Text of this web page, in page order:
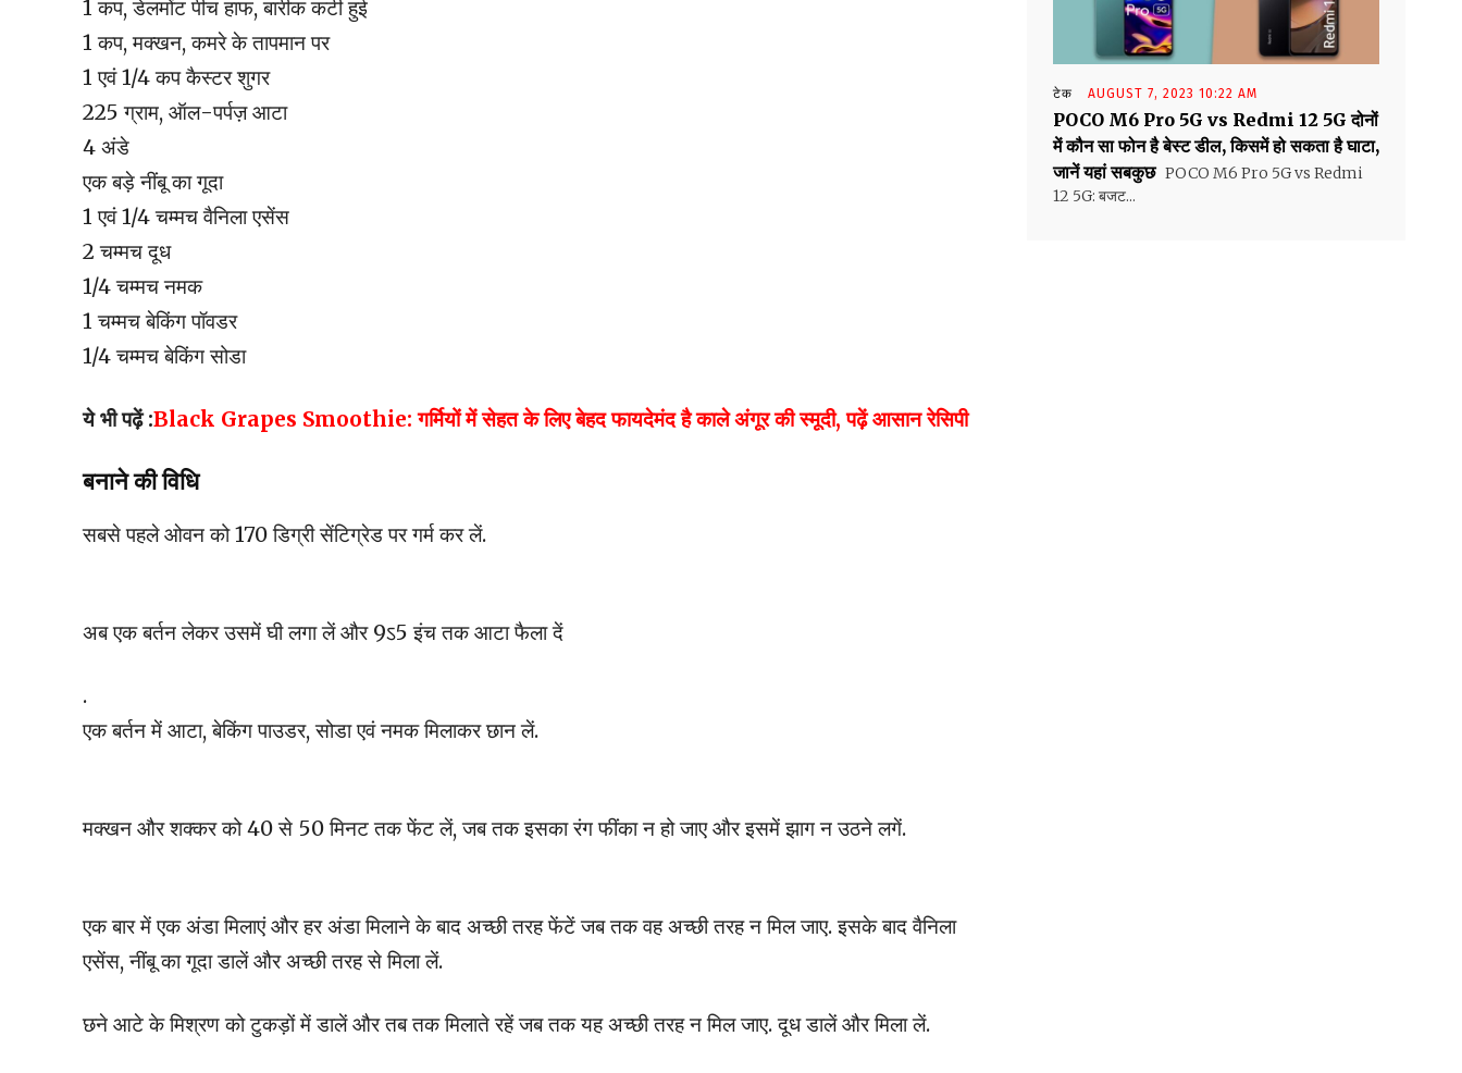
1 कप, डेलमोंट पीच हाफ, बारीक कटी हुई
1 कप, मक्खन, कमरे के तापमान पर
1 एवं 1/4 कप कैस्टर शुगर
225 ग्राम, ऑल-पर्पज़ आटा
4 अंडे
एक बड़े नींबू का गूदा
1 एवं 1/4 चम्मच वैनिला एसेंस
2 चम्मच दूध
1/4 चम्मच नमक
1 चम्मच बेकिंग पॉवडर
1/4 चम्मच बेकिंग सोडा
ये भी पढ़ें :Black Grapes Smoothie: गर्मियों में सेहत के लिए बेहद फायदेमंद है काले अंगूर की स्मूदी, पढ़ें आसान रेसिपी
बनाने की विधि
सबसे पहले ओवन को 170 डिग्री सेंटिग्रेड पर गर्म कर लें.
अब एक बर्तन लेकर उसमें घी लगा लें और 9ऽ5 इंच तक आटा फैला दें
.
एक बर्तन में आटा, बेकिंग पाउडर, सोडा एवं नमक मिलाकर छान लें.
मक्खन और शक्कर को 40 से 50 मिनट तक फेंट लें, जब तक इसका रंग फींका न हो जाए और इसमें झाग न उठने लगें.
एक बार में एक अंडा मिलाएं और हर अंडा मिलाने के बाद अच्छी तरह फेंटें जब तक वह अच्छी तरह न मिल जाए. इसके बाद वैनिला
एसेंस, नींबू का गूदा डालें और अच्छी तरह से मिला लें.
छने आटे के मिश्रण को टुकड़ों में डालें और तब तक मिलाते रहें जब तक यह अच्छी तरह न मिल जाए. दूध डालें और मिला लें.
टेक AUGUST 7, 2023 10:22 AM
POCO M6 Pro 5G vs Redmi 12 5G दोनों
में कौन सा फोन है बेस्ट डील, किसमें हो सकता है घाटा,
जानें यहां सबकुछ POCO M6 Pro 5G vs Redmi
12 5G: बजट...